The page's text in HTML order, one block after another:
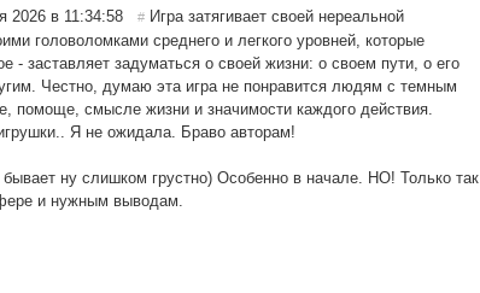
2026 в 11:34:58 # Игра затягивает своей нереальной
головоломками среднего и легкого уровней, которые
- заставляет задуматься о своей жизни: о своем пути, о его
Честно, думаю эта игра не понравится людям с темным
помоще, смысле жизни и значимости каждого действия.
Я не ожидала. Браво авторам!
ну слишком грустно) Особенно в начале. НО! Только так
и нужным выводам.